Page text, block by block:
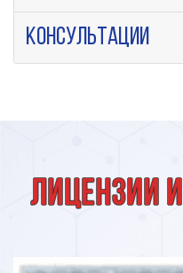
Консультации
Лицензии и